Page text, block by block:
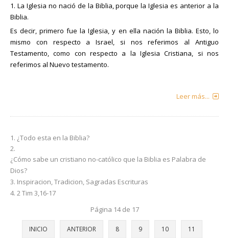
1. La Iglesia no nació de la Biblia, porque la Iglesia es anterior a la
Biblia.
Es decir, primero fue la Iglesia, y en ella nación la Biblia. Esto, lo
mismo con respecto a Israel, si nos referimos al Antiguo
Testamento, como con respecto a la Iglesia Cristiana, si nos
referimos al Nuevo testamento.
Leer más...
¿Todo esta en la Biblia?
¿Cómo sabe un cristiano no-católico que la Biblia es Palabra de
Dios?
Inspiracion, Tradicion, Sagradas Escrituras
2 Tim 3,16-17
Página 14 de 17
INICIO ANTERIOR 8 9 10 11